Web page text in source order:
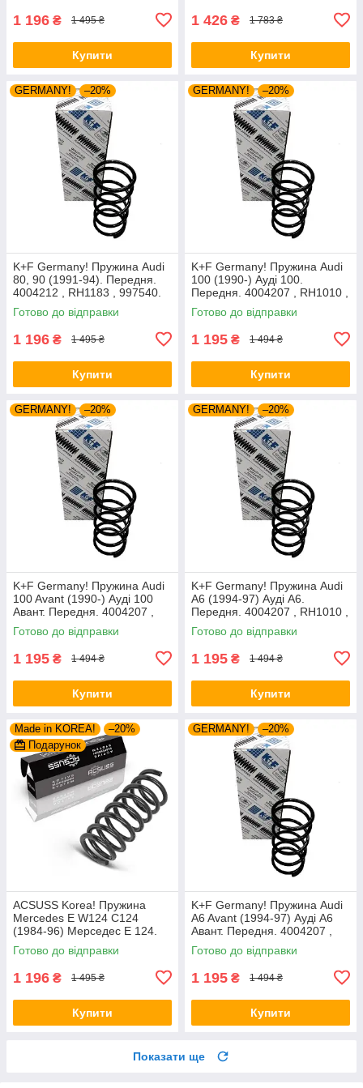
1 196 ₴ 1 495 ₴
Купити
1 426 ₴ 1 783 ₴
Купити
GERMANY! –20%
K+F Germany! Пружина Audi
80, 90 (1991-94). Передня.
4004212 , RH1183 , 997540.
К+Ф Німеччина
Готово до відправки
1 196 ₴ 1 495 ₴
Купити
GERMANY! –20%
K+F Germany! Пружина Audi
100 (1990-) Ауді 100.
Передня. 4004207 , RH1010 ,
997224. К+Ф Німеччина
Готово до відправки
1 195 ₴ 1 494 ₴
Купити
GERMANY! –20%
K+F Germany! Пружина Audi
100 Avant (1990-) Ауді 100
Авант. Передня. 4004207 ,
RH1010 , 997224. К+Ф
Німеччина
Готово до відправки
1 195 ₴ 1 494 ₴
Купити
GERMANY! –20%
K+F Germany! Пружина Audi
A6 (1994-97) Ауді А6.
Передня. 4004207 , RH1010 ,
997224. К+Ф Німеччина
Готово до відправки
1 195 ₴ 1 494 ₴
Купити
Made in KOREA!
–20%
Подарунок
ACSUSS Korea! Пружина
Mercedes E W124 C124
(1984-96) Мерседес Е 124.
Задня. 4256803 , RD5084 ,
996072. Аксусс Корея
Готово до відправки
1 196 ₴ 1 495 ₴
Купити
GERMANY! –20%
K+F Germany! Пружина Audi
A6 Avant (1994-97) Ауді А6
Авант. Передня. 4004207 ,
RH1010 , 997224. К+Ф
Німеччина
Готово до відправки
1 195 ₴ 1 494 ₴
Купити
Показати ще